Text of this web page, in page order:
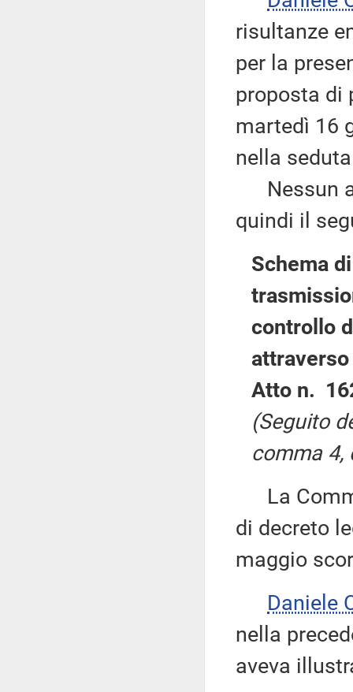
risultanze
per la
proposta di
martedì 16
nella
Nessun
quindi il
Schema
controllo
Atto n.
(Seguito
comma 4,
La
di decreto
maggio
Daniele
nella
aveva